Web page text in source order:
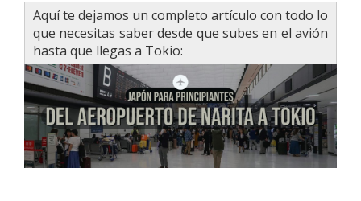
Aquí te dejamos un completo artículo con todo lo
que necesitas saber desde que subes en el avión
hasta que llegas a Tokio: